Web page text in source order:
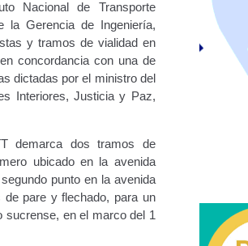
SUB URBANAS-INTERURBANAS) –
de Conducir Tercer Grado (3°).
Quinto Grado (5°).
de Licencia para Conducir Segundo
Nacional de Transporte
la Gerencia de Ingeniería,
y tramos de vialidad en
concordancia con una de
dictadas por el ministro del
Interiores, Justicia y Paz,
demarca dos tramos de
ubicado en la avenida
punto en la avenida
pare y flechado, para un
sucrense, en el marco del 1